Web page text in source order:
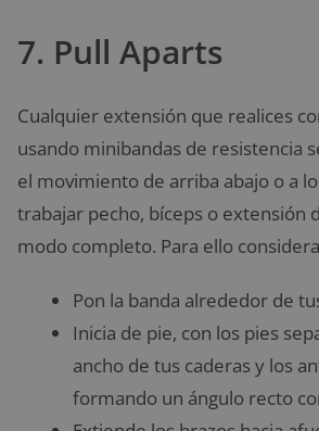
7. Pull Aparts
Cualquier extensión que realices
usando minibandas de resistencia
el movimiento de arriba abajo o a
trabajar pecho, bíceps o extensión
modo completo. Para ello
Pon la banda alrededor de
Inicia de pie, con los pies
ancho de tus caderas y los
formando un ángulo recto